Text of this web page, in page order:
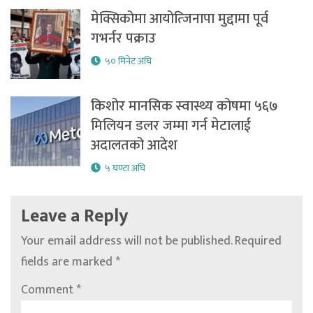
मेक्सिकोमा आयोत्जिनापा मुद्दामा पूर्व
गभर्नर पक्राउ
५० मिनेट अघि
किशोर मानसिक स्वास्थ्य कोषमा ५६७
मिलियन डलर जम्मा गर्न मेटालाई
अदालतको आदेश
५ घण्टा अघि
Leave a Reply
Your email address will not be published.Required
fields are marked*
Comment*